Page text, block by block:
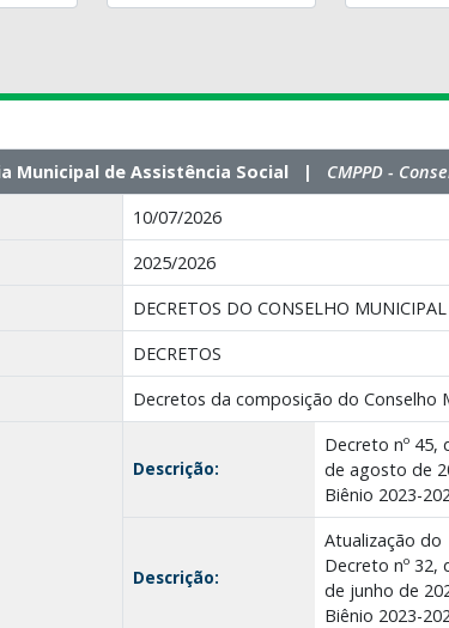
Municipal de Assistência Social | CMPPD -
10/07/2026
2025/2026
DECRETOS DO CONSELHO
DECRETOS
Decretos da composição do Conselho
Descrição:
Decreto nº 45,
de agosto de
Biênio 2023-
Descrição:
Atualização do
Decreto nº 32,
de junho de
Biênio 2023-